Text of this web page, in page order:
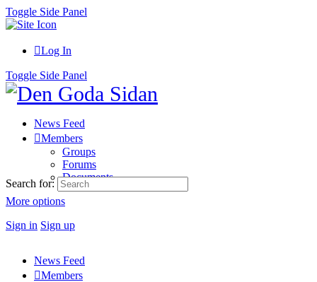
Toggle Side Panel
Log In
Toggle Side Panel
News Feed
Members
Groups
Forums
Documents
More options
Sign in Sign up
Search for:
News Feed
Members